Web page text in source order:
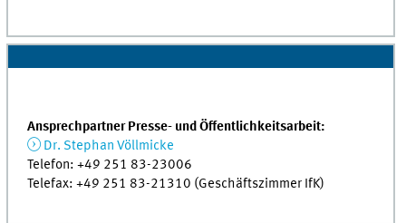
Ansprechpartner Presse- und Öffentlichkeitsarbeit:
Dr. Stephan Völlmicke
Telefon: +49 251 83-23006
Telefax: +49 251 83-21310 (Geschäftszimmer IfK)